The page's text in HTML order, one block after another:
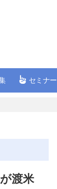
セミナー
が渡米